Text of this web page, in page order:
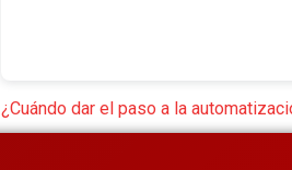
¿Cuándo dar el paso a la